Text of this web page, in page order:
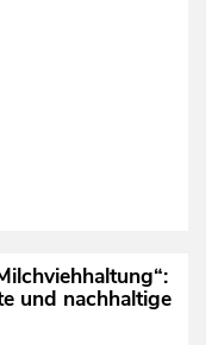
und nachhaltige